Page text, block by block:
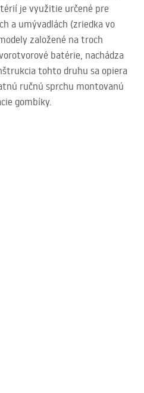
je využitie určené pre
a umývadlách (zriedka vo
založené na troch
batérie, nachádza
tohto druhu sa opiera
ručnú sprchu montovanú
gombíky.